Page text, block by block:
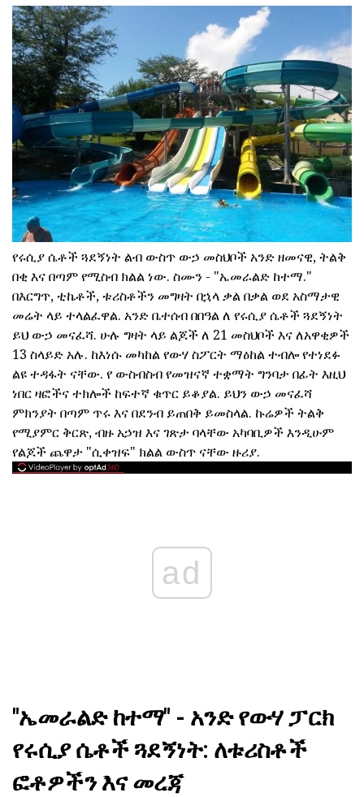
የሩሲያ ሴቶች ጓደኝነት ልብ ውስጥ ውኃ መስህቦች አንድ ዘመናዊ, ትልቅ
በቂ እና በጣም የሚስብ ክልል ነው. ስሙን - "ኤመራልድ ከተማ."
በእርግጥ, ቲኬቶች, ቱሪስቶችን መግዛት በኋላ ቃል በቃል ወደ አስማታዊ
መሬት ላይ ተላልፈዋል. አንድ ቤተሰብ በበዓል ለ የሩሲያ ሴቶች ጓደኝነት
ይህ ውኃ መናፈሻ. ሁሉ ግዛት ላይ ልጆች ለ 21 መስህቦች እና ለአዋቂዎች
13 ስላይድ አሉ. ከእነሱ መካከል የውሃ ስፖርት ማዕከል ተብሎ የተነደፉ
ልዩ ተዳፋት ናቸው. የ ውስብስብ የመዝናኛ ተቋማት ግንባታ በፊት እዚህ
ነበር ዛፎችና ተክሎች ከፍተኛ ቁጥር ይቆያል. ይህን ውኃ መናፈሻ
ምክንያት በጣም ጥሩ እና በደንብ ይጠበቅ ይመስላል. ኩሬዎች ትልቅ
የሚያምር ቅርጽ, ብዙ አኃዝ እና ገጽታ ባላቸው አካባቢዎች እንዲሁም
የልጆች ጨዋታ "ሲቀዝፍ" ክልል ውስጥ ናቸው ዙሪያ.
ad
"ኤመራልድ ከተማ" - አንድ የውሃ ፓርክ
የሩሲያ ሴቶች ጓደኝነት: ለቱሪስቶች
ፎቶዎችን እና መረጃ